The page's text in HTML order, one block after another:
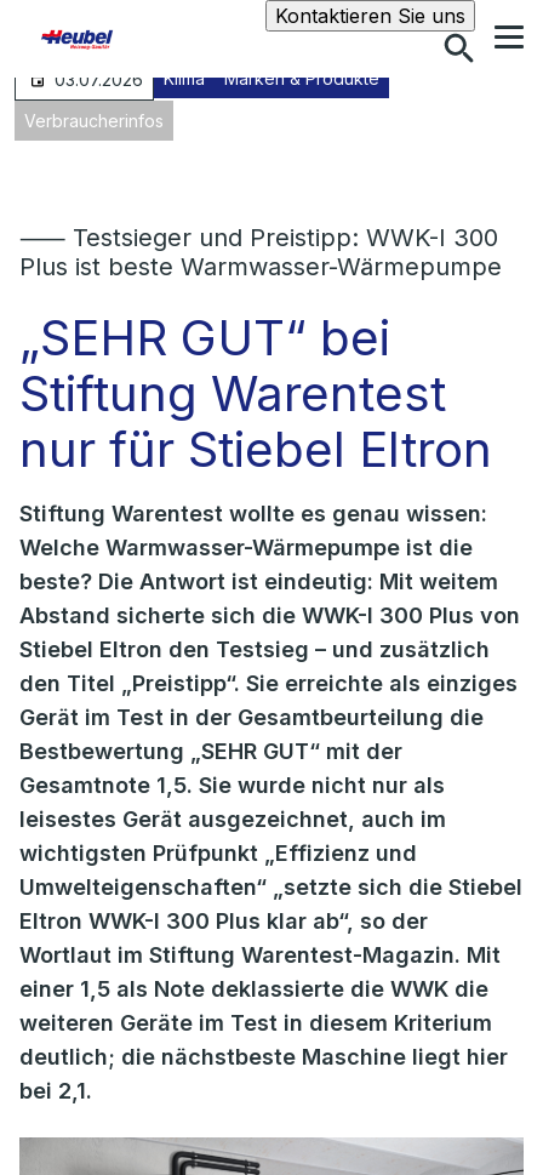
Kontaktieren Sie unsSuche
03.07.2026 Klima Marken & Produkte
Verbraucherinfos
⸺ Testsieger und Preistipp: WWK-I 300
Plus ist beste Warmwasser-Wärmepumpe
„SEHR GUT“ bei
Stiftung Warentest
nur für Stiebel Eltron
Stiftung Warentest wollte es genau wissen:
Welche Warmwasser-Wärmepumpe ist die
beste? Die Antwort ist eindeutig: Mit weitem
Abstand sicherte sich die WWK-I 300 Plus von
Stiebel Eltron den Testsieg – und zusätzlich
den Titel „Preistipp“. Sie erreichte als einziges
Gerät im Test in der Gesamtbeurteilung die
Bestbewertung „SEHR GUT“ mit der
Gesamtnote 1,5. Sie wurde nicht nur als
leisestes Gerät ausgezeichnet, auch im
wichtigsten Prüfpunkt „Effizienz und
Umwelteigenschaften“ „setzte sich die Stiebel
Eltron WWK-I 300 Plus klar ab“, so der
Wortlaut im Stiftung Warentest-Magazin. Mit
einer 1,5 als Note deklassierte die WWK die
weiteren Geräte im Test in diesem Kriterium
deutlich; die nächstbeste Maschine liegt hier
bei 2,1.